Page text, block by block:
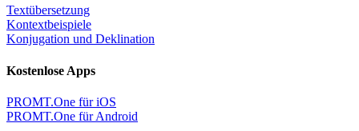
Textübersetzung
Kontextbeispiele
Konjugation und Deklination
Kostenlose Apps
PROMT.One für iOS
PROMT.One für Android